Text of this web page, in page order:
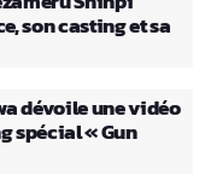
son casting et sa
dévoile une vidéo
spécial « Gun